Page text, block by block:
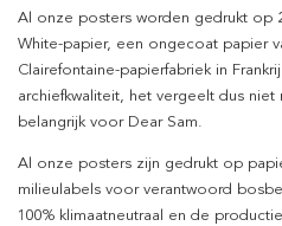
Al onze posters worden gedrukt op
White-papier, een ongecoat papier
Clairefontaine-papierfabriek in
archiefkwaliteit, het vergeelt dus
belangrijk voor Dear Sam.
Al onze posters zijn gedrukt op
milieulabels voor verantwoord
100% klimaatneutraal en de